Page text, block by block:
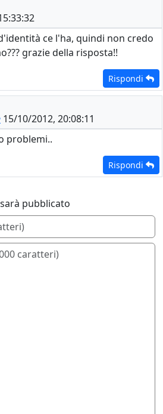
ce l'ha, quindi non credo
grazie della risposta!!
Rispondi
15/10/2012, 20:08:11
problemi..
Rispondi
sarà pubblicato